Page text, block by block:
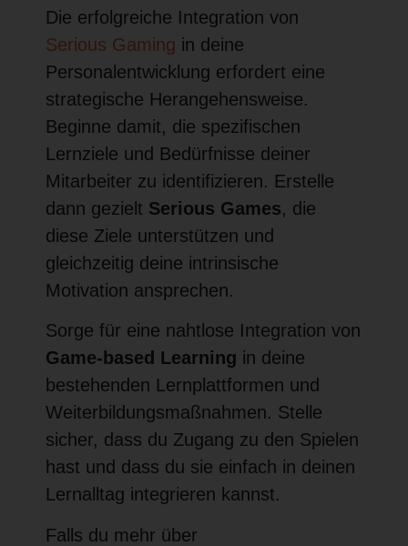
Die erfolgreiche Integration von
Serious Gaming in deine
Personalentwicklung erfordert eine
strategische Herangehensweise.
Beginne damit, die spezifischen
Lernziele und Bedürfnisse deiner
Mitarbeiter zu identifizieren. Erstelle
dann gezielt Serious Games, die
diese Ziele unterstützen und
gleichzeitig deine intrinsische
Motivation ansprechen.
Sorge für eine nahtlose Integration von
Game-based Learning in deine
bestehenden Lernplattformen und
Weiterbildungsmaßnahmen. Stelle
sicher, dass du Zugang zu den Spielen
hast und dass du sie einfach in deinen
Lernalltag integrieren kannst.
Falls du mehr über